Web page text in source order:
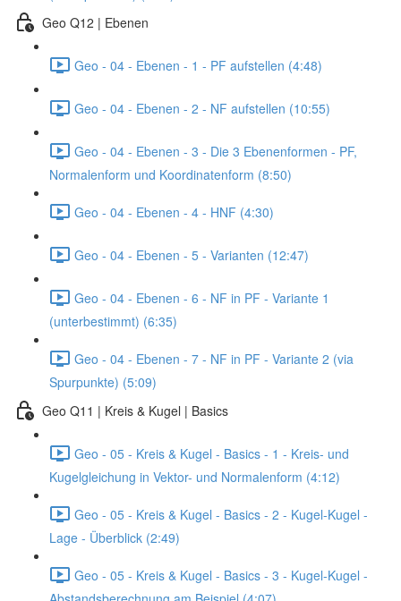
Geo Q12 | Ebenen
Geo - 04 - Ebenen - 1 - PF aufstellen (4:48)
Geo - 04 - Ebenen - 2 - NF aufstellen (10:55)
Geo - 04 - Ebenen - 3 - Die 3 Ebenenformen - PF,
Normalenform und Koordinatenform (8:50)
Geo - 04 - Ebenen - 4 - HNF (4:30)
Geo - 04 - Ebenen - 5 - Varianten (12:47)
Geo - 04 - Ebenen - 6 - NF in PF - Variante 1
(unterbestimmt) (6:35)
Geo - 04 - Ebenen - 7 - NF in PF - Variante 2 (via
Spurpunkte) (5:09)
Geo Q11 | Kreis & Kugel | Basics
Geo - 05 - Kreis & Kugel - Basics - 1 - Kreis- und
Kugelgleichung in Vektor- und Normalenform (4:12)
Geo - 05 - Kreis & Kugel - Basics - 2 - Kugel-Kugel -
Lage - Überblick (2:49)
Geo - 05 - Kreis & Kugel - Basics - 3 - Kugel-Kugel -